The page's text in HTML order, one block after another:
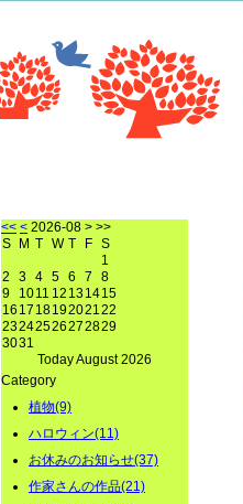
<< < 2026-08 > >>
S
M T W T F S
1
2
3 4 5 6 7
8
9
1011 12 131415
16 17 1819202122
23242526272829
3031
Today August 2026
Category
植物(9)
ハロウィン(11)
お休みのお知らせ(37)
作家さんの作品(21)